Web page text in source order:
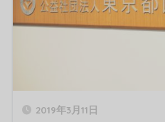
2019年3月11日